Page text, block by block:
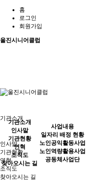
홈
로그인
회원가입
울진시니어클럽
기관소개
인사말
기관현황
연혁
조직도
찾아오시는 길
기관소개
인사말
기관현황
연혁
조직도
찾아오시는 길
사업내용
일자리 배정 현황
노인공익활동사업
노인역량활용사업
공동체사업단